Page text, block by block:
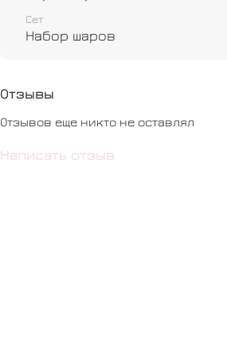
Сет
Набор шаров
Отзывы
Отзывов еще никто не оставлял
Написать отзыв